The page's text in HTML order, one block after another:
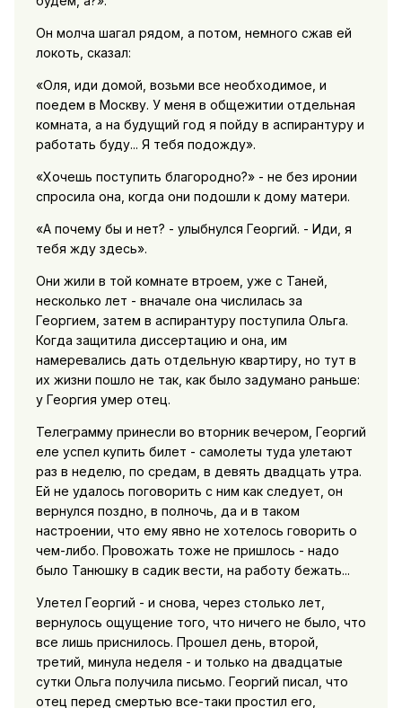
Он молча шагал рядом, а потом, немного сжав ей
локоть, сказал:
«Оля, иди домой, возьми все необходимое, и
поедем в Москву. У меня в общежитии отдельная
комната, а на будущий год я пойду в аспирантуру и
работать буду... Я тебя подожду».
«Хочешь поступить благородно?» - не без иронии
спросила она, когда они подошли к дому матери.
«А почему бы и нет? - улыбнулся Георгий. - Иди, я
тебя жду здесь».
Они жили в той комнате втроем, уже с Таней,
несколько лет - вначале она числилась за
Георгием, затем в аспирантуру поступила Ольга.
Когда защитила диссертацию и она, им
намеревались дать отдельную квартиру, но тут в
их жизни пошло не так, как было задумано раньше:
у Георгия умер отец.
Телеграмму принесли во вторник вечером, Георгий
еле успел купить билет - самолеты туда улетают
раз в неделю, по средам, в девять двадцать утра.
Ей не удалось поговорить с ним как следует, он
вернулся поздно, в полночь, да и в таком
настроении, что ему явно не хотелось говорить о
чем-либо. Провожать тоже не пришлось - надо
было Танюшку в садик вести, на работу бежать...
Улетел Георгий - и снова, через столько лет,
вернулось ощущение того, что ничего не было, что
все лишь приснилось. Прошел день, второй,
третий, минула неделя - и только на двадцатые
сутки Ольга получила письмо. Георгий писал, что
отец перед смертью все-таки простил его,